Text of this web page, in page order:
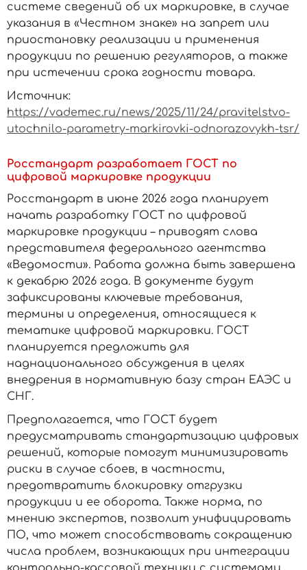
системе сведений об их маркировке, в случае
указания в «Честном знаке» на запрет или
приостановку реализации и применения
продукции по решению регуляторов, а также
при истечении срока годности товара.
Источник:
https://vademec.ru/news/2025/11/24/pravitelstvo-
utochnilo-parametry-markirovki-odnorazovykh-tsr/
Росстандарт разработает ГОСТ по
цифровой маркировке продукции
Росстандарт в июне 2026 года планирует
начать разработку ГОСТ по цифровой
маркировке продукции – приводят слова
представителя федерального агентства
«Ведомости». Работа должна быть завершена
к декабрю 2026 года. В документе будут
зафиксированы ключевые требования,
термины и определения, относящиеся к
тематике цифровой маркировки. ГОСТ
планируется предложить для
наднационального обсуждения в целях
внедрения в нормативную базу стран ЕАЭС и
СНГ.
Предполагается, что ГОСТ будет
предусматривать стандартизацию цифровых
решений, которые помогут минимизировать
риски в случае сбоев, в частности,
предотвратить блокировку отгрузки
продукции и ее оборота. Также норма, по
мнению экспертов, позволит унифицировать
ПО, что может способствовать сокращению
числа проблем, возникающих при интеграции